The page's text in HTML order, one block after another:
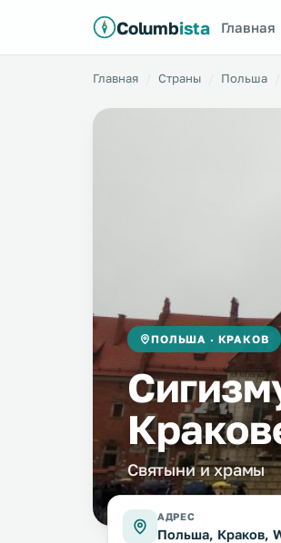
Columbista Главная
Главная Страны Польша
ПОЛЬША · КРАКОВ
Святыни и храмы
АДРЕС
Польша, Краков,